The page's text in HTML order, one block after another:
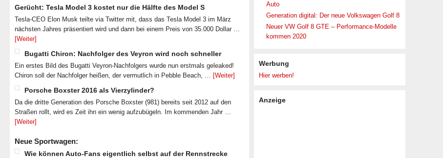
Gerücht: Tesla Model 3 kostet nur die Hälfte des Model S
Tesla-CEO Elon Musk teilte via Twitter mit, dass das Tesla Model 3 im März
nächsten Jahres präsentiert wird und dann bei einem Preis von 35.000 Dollar …
[Weiter]
Bugatti Chiron: Nachfolger des Veyron wird noch schneller
Ein erstes Bild des Bugatti Veyron-Nachfolgers wurde nun erstmals geleaked!
Chiron soll der Nachfolger heißen, der vermutlich in Pebble Beach, … [Weiter]
Porsche Boxster 2016 als Vierzylinder?
Da die dritte Generation des Porsche Boxster (981) bereits seit 2012 auf den
Straßen rollt, wird es Zeit ihn ein wenig aufzubügeln. Im kommenden Jahr …
[Weiter]
Neue Sportwagen:
Wie können Auto-Fans eigentlich selbst auf der Rennstrecke
Auto
Generation digital: Der neue Volkswagen Golf 8
Neuer VW Golf 8 GTE – Performance-Modelle
kommen 2020
Werbung
Hier werben!
Anzeige